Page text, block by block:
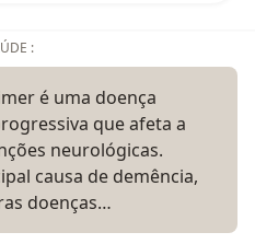
:
é uma doença
que afeta a
neurológicas.
causa de demência,
doenças…